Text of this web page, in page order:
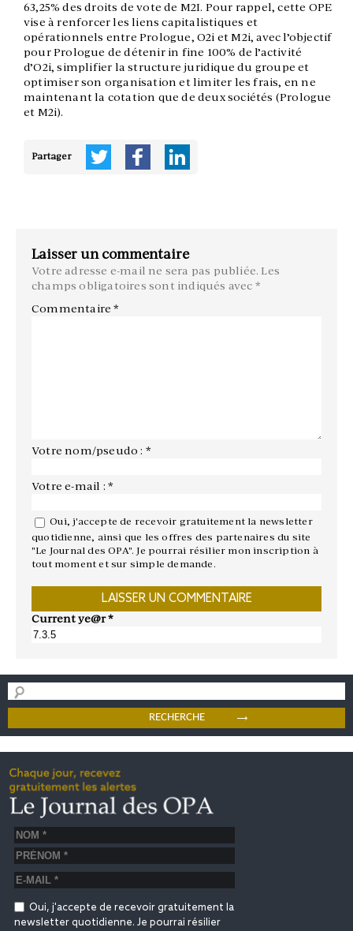
63,25% des droits de vote de M2I. Pour rappel, cette OPE
vise à renforcer les liens capitalistiques et
opérationnels entre Prologue, O2i et M2i, avec l’objectif
pour Prologue de détenir in fine 100% de l’activité
d’O2i, simplifier la structure juridique du groupe et
optimiser son organisation et limiter les frais, en ne
maintenant la cotation que de deux sociétés (Prologue
et M2i).
Partager
Laisser un commentaire
Votre adresse e-mail ne sera pas publiée. Les
champs obligatoires sont indiqués avec *
Commentaire*
Votre nom/pseudo : *
Votre e-mail : *
Oui, j'accepte de recevoir gratuitement la newsletter
quotidienne, ainsi que les offres des partenaires du site
"Le Journal des OPA". Je pourrai résilier mon inscription à
tout moment et sur simple demande.
Current ye@r*
Oui, j'accepte de recevoir gratuitement la
newsletter quotidienne. Je pourrai résilier